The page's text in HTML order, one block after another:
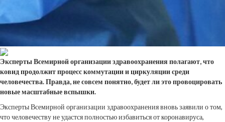
Эксперты Всемирной организации здравоохранения полагают, что
ковид продолжит процесс коммутации и циркуляции среди
человечества. Правда, не совсем понятно,будет ли это провоцировать
новые масштабные вспышки.
Эксперты Всемирной организации здравоохранения вновь заявили о том,
что человечеству не удастся полностью избавиться от коронавируса,